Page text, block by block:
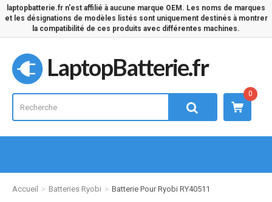
laptopbatterie.fr n'est affilié à aucune marque OEM. Les noms de marques
et les désignations de modèles listés sont uniquement destinés à montrer
la compatibilité de ces produits avec différentes machines.
LaptopBatterie.fr
0
Accueil Batteries Ryobi Batterie Pour Ryobi RY40511